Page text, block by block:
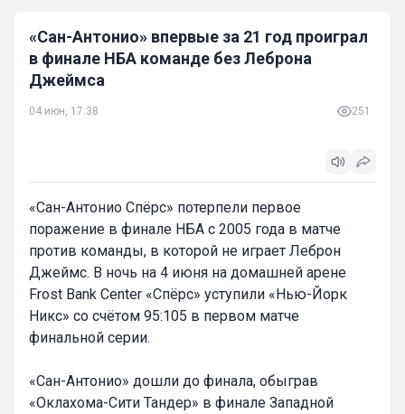
«Сан-Антонио» впервые за 21 год проиграл
в финале НБА команде без Леброна
Джеймса
04 июн, 17:38 251
«Сан-Антонио Спёрс» потерпели первое
поражение в финале НБА с 2005 года в матче
против команды, в которой не играет Леброн
Джеймс. В ночь на 4 июня на домашней арене
Frost Bank Center «Спёрс» уступили «Нью-Йорк
Никс» со счётом 95:105 в первом матче
финальной серии.
«Сан-Антонио» дошли до финала, обыграв
«Оклахома-Сити Тандер» в финале Западной